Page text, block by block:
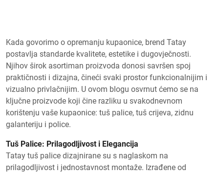
Kada govorimo o opremanju kupaonice, brend Tatay
postavlja standarde kvalitete, estetike i dugovječnosti.
Njihov širok asortiman proizvoda donosi savršen spoj
praktičnosti i dizajna, čineći svaki prostor funkcionalnijim i
vizualno privlačnijim. U ovom blogu osvrnut ćemo se na
ključne proizvode koji čine razliku u svakodnevnom
korištenju vaše kupaonice: tuš palice, tuš crijeva, zidnu
galanteriju i police.
Tuš Palice: Prilagodljivost i Elegancija
Tatay tuš palice dizajnirane su s naglaskom na
prilagodljivost i jednostavnost montaže. Izrađene od